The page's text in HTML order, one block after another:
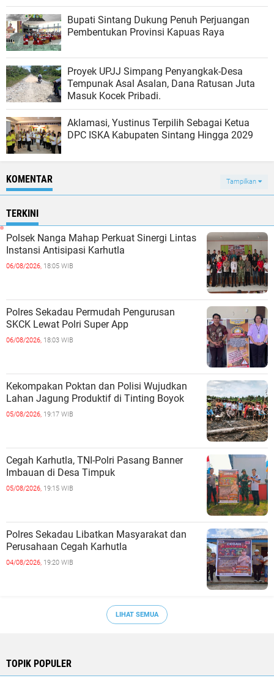
Bupati Sintang Dukung Penuh Perjuangan
Pembentukan Provinsi Kapuas Raya
Proyek UPJJ Simpang Penyangkak-Desa
Tempunak Asal Asalan, Dana Ratusan Juta
Masuk Kocek Pribadi.
Aklamasi, Yustinus Terpilih Sebagai Ketua
DPC ISKA Kabupaten Sintang Hingga 2029
KOMENTAR Tampilkan
TERKINI
Polsek Nanga Mahap Perkuat Sinergi Lintas
Instansi Antisipasi Karhutla
06/08/2026, 18:05 WIB
Polres Sekadau Permudah Pengurusan
SKCK Lewat Polri Super App
06/08/2026, 18:03 WIB
Kekompakan Poktan dan Polisi Wujudkan
Lahan Jagung Produktif di Tinting Boyok
05/08/2026, 19:17 WIB
Cegah Karhutla, TNI-Polri Pasang Banner
Imbauan di Desa Timpuk
05/08/2026, 19:15 WIB
Polres Sekadau Libatkan Masyarakat dan
Perusahaan Cegah Karhutla
04/08/2026, 19:20 WIB
LIHAT SEMUA
TOPIK POPULER